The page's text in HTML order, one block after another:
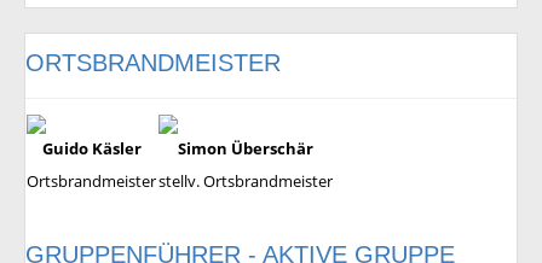
ORTSBRANDMEISTER
Guido Käsler
Ortsbrandmeister
Simon Überschär
stellv. Ortsbrandmeister
GRUPPENFÜHRER - AKTIVE GRUPPE